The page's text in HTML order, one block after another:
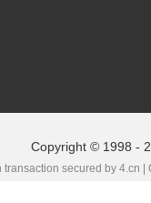
Copyright © 1998 -
transaction secured by 4.cn